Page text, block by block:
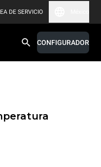
DE SERVICIO
CONFIGURADOR